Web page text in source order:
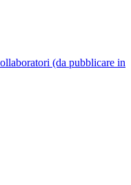
(da pubblicare in